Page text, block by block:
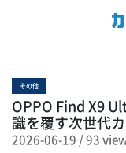
その他
OPPO Find X9
識を覆す次世代
2026-06-19 /93